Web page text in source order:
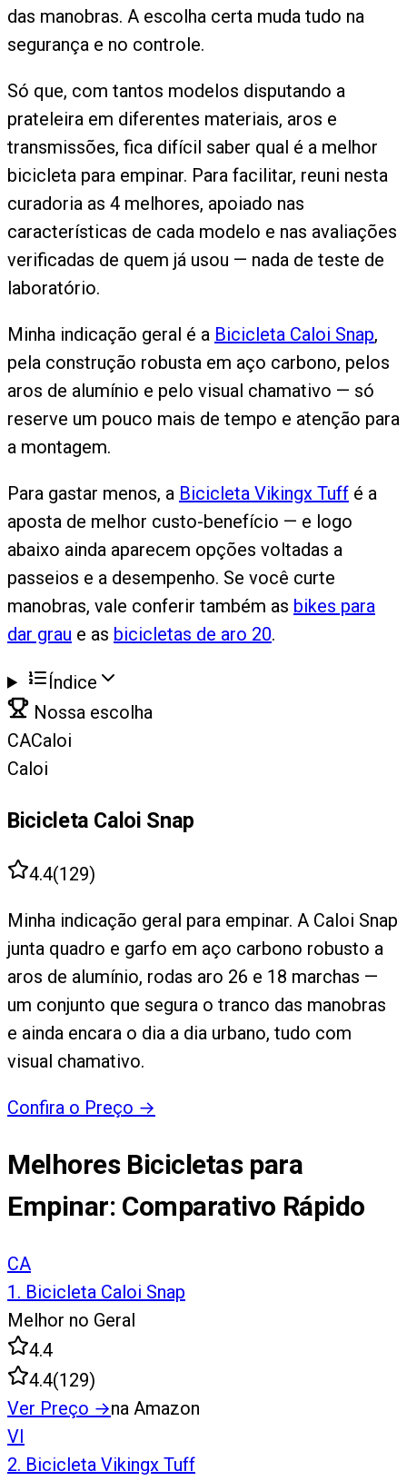
das manobras. A escolha certa muda tudo na
segurança e no controle.
Só que, com tantos modelos disputando a
prateleira em diferentes materiais, aros e
transmissões, fica difícil saber qual é a melhor
bicicleta para empinar. Para facilitar, reuni nesta
curadoria as 4 melhores, apoiado nas
características de cada modelo e nas avaliações
verificadas de quem já usou — nada de teste de
laboratório.
Minha indicação geral é a Bicicleta Caloi Snap,
pela construção robusta em aço carbono, pelos
aros de alumínio e pelo visual chamativo — só
reserve um pouco mais de tempo e atenção para
a montagem.
Para gastar menos, a Bicicleta Vikingx Tuff é a
aposta de melhor custo-benefício — e logo
abaixo ainda aparecem opções voltadas a
passeios e a desempenho. Se você curte
manobras, vale conferir também as bikes para
dar grau e as bicicletas de aro 20.
Índice
Nossa escolha
CACaloi
Caloi
Bicicleta Caloi Snap
4.4(129)
Minha indicação geral para empinar. A Caloi Snap
junta quadro e garfo em aço carbono robusto a
aros de alumínio, rodas aro 26 e 18 marchas —
um conjunto que segura o tranco das manobras
e ainda encara o dia a dia urbano, tudo com
visual chamativo.
Confira o Preço →
Melhores Bicicletas para
Empinar: Comparativo Rápido
CA
1 . Bicicleta Caloi Snap
Melhor no Geral
4.4
4.4(129)
Ver Preço →na Amazon
VI
2. Bicicleta Vikingx Tuff